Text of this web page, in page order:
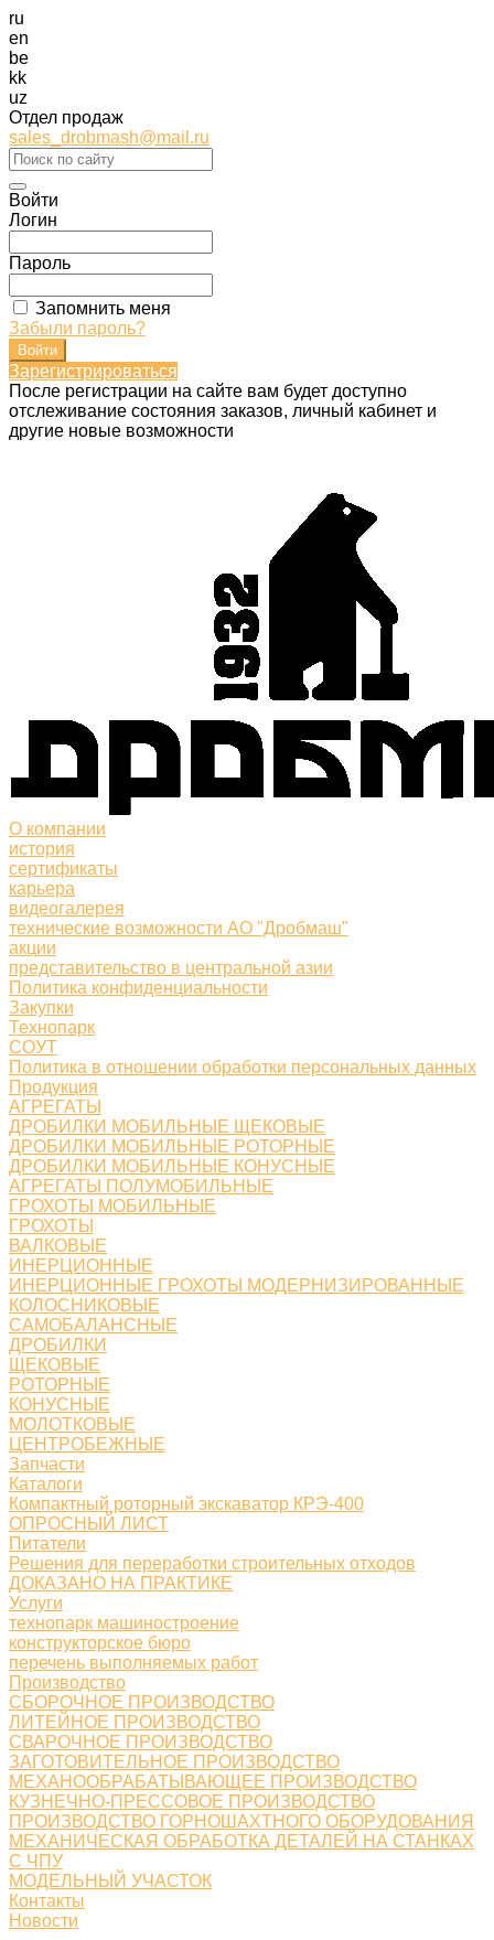
ru
en
be
kk
uz
Отдел продаж
sales_drobmash@mail.ru
Войти
Логин
Пароль
Запомнить меня
Забыли пароль?
Зарегистрироваться
После регистрации на сайте вам будет доступно
отслеживание состояния заказов, личный кабинет и
другие новые возможности
О компании
история
сертификаты
карьера
видеогалерея
технические возможности АО "Дробмаш"
акции
представительство в центральной азии
Политика конфиденциальности
Закупки
Технопарк
СОУТ
Политика в отношении обработки персональных данных
Продукция
АГРЕГАТЫ
ДРОБИЛКИ МОБИЛЬНЫЕ ЩЕКОВЫЕ
ДРОБИЛКИ МОБИЛЬНЫЕ РОТОРНЫЕ
ДРОБИЛКИ МОБИЛЬНЫЕ КОНУСНЫЕ
АГРЕГАТЫ ПОЛУМОБИЛЬНЫЕ
ГРОХОТЫ МОБИЛЬНЫЕ
ГРОХОТЫ
ВАЛКОВЫЕ
ИНЕРЦИОННЫЕ
ИНЕРЦИОННЫЕ ГРОХОТЫ МОДЕРНИЗИРОВАННЫЕ
КОЛОСНИКОВЫЕ
САМОБАЛАНСНЫЕ
ДРОБИЛКИ
ЩЕКОВЫЕ
РОТОРНЫЕ
КОНУСНЫЕ
МОЛОТКОВЫЕ
ЦЕНТРОБЕЖНЫЕ
Запчасти
Каталоги
Компактный роторный экскаватор КРЭ-400
ОПРОСНЫЙ ЛИСТ
Питатели
Решения для переработки строительных отходов
ДОКАЗАНО НА ПРАКТИКЕ
Услуги
технопарк машиностроение
конструкторское бюро
перечень выполняемых работ
Производство
СБОРОЧНОЕ ПРОИЗВОДСТВО
ЛИТЕЙНОЕ ПРОИЗВОДСТВО
СВАРОЧНОЕ ПРОИЗВОДСТВО
ЗАГОТОВИТЕЛЬНОЕ ПРОИЗВОДСТВО
МЕХАНООБРАБАТЫВАЮЩЕЕ ПРОИЗВОДСТВО
КУЗНЕЧНО-ПРЕССОВОЕ ПРОИЗВОДСТВО
ПРОИЗВОДСТВО ГОРНОШАХТНОГО ОБОРУДОВАНИЯ
МЕХАНИЧЕСКАЯ ОБРАБОТКА ДЕТАЛЕЙ НА СТАНКАХ
С ЧПУ
МОДЕЛЬНЫЙ УЧАСТОК
Контакты
Новости